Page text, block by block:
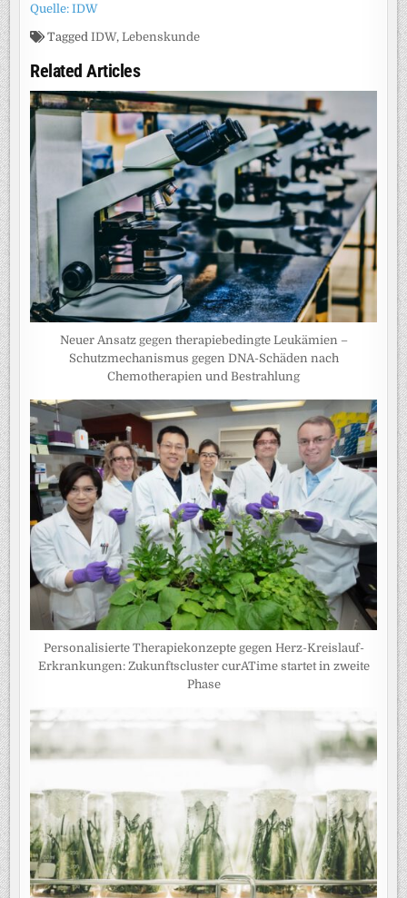
Quelle: IDW
TaggedIDW,Lebenskunde
Related Articles
Neuer Ansatz gegen therapiebedingte Leukämien –
Schutzmechanismus gegen DNA-Schäden nach
Chemotherapien und Bestrahlung
Personalisierte Therapiekonzepte gegen Herz-Kreislauf-
Erkrankungen: Zukunftscluster curATime startet in zweite
Phase